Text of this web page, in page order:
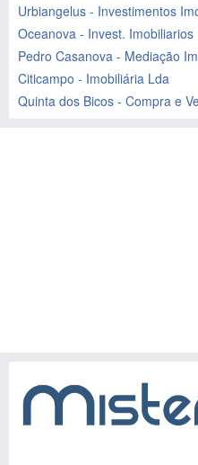
Oceanova - Invest. Imobiliarios
Citicampo - Imobiliária Lda